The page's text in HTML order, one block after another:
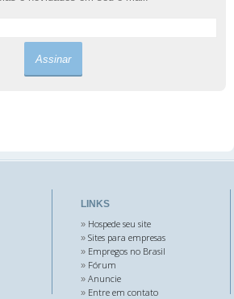
LINKS
» Hospede seu site
» Sites para empresas
» Empregos no Brasil
» Fórum
» Anuncie
» Entre em contato